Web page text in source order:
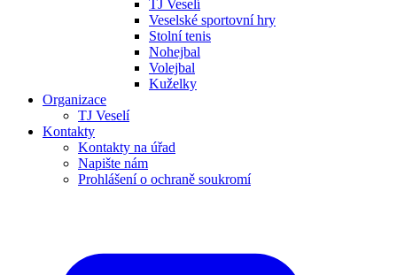
TJ Veselí
Veselské sportovní hry
Stolní tenis
Nohejbal
Volejbal
Kuželky
Organizace
TJ Veselí
Kontakty
Kontakty na úřad
Napište nám
Prohlášení o ochraně soukromí